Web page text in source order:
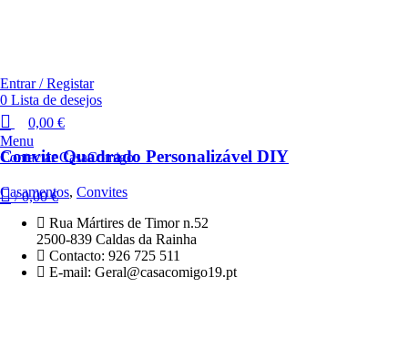
Entrar / Registar
0 Lista de desejos
0,00 €
Menu
Contactar CasaComigo
/ 0,00€
Convite Quadrado Personalizável DIY
Casamentos, Convites
Rua Mártires de Timor n.52
2500-839 Caldas da Rainha
Contacto: 926 725 511
E-mail: Geral@casacomigo19.pt